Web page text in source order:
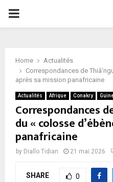
P
M
A
Home
Actualités
Correspondances de
après sa mission panafricaine
Actualités Afrique Conakry
Correspondances
du « colosse
panafricaine
by Diallo Tidian 21 mai 2026
SHARE 0